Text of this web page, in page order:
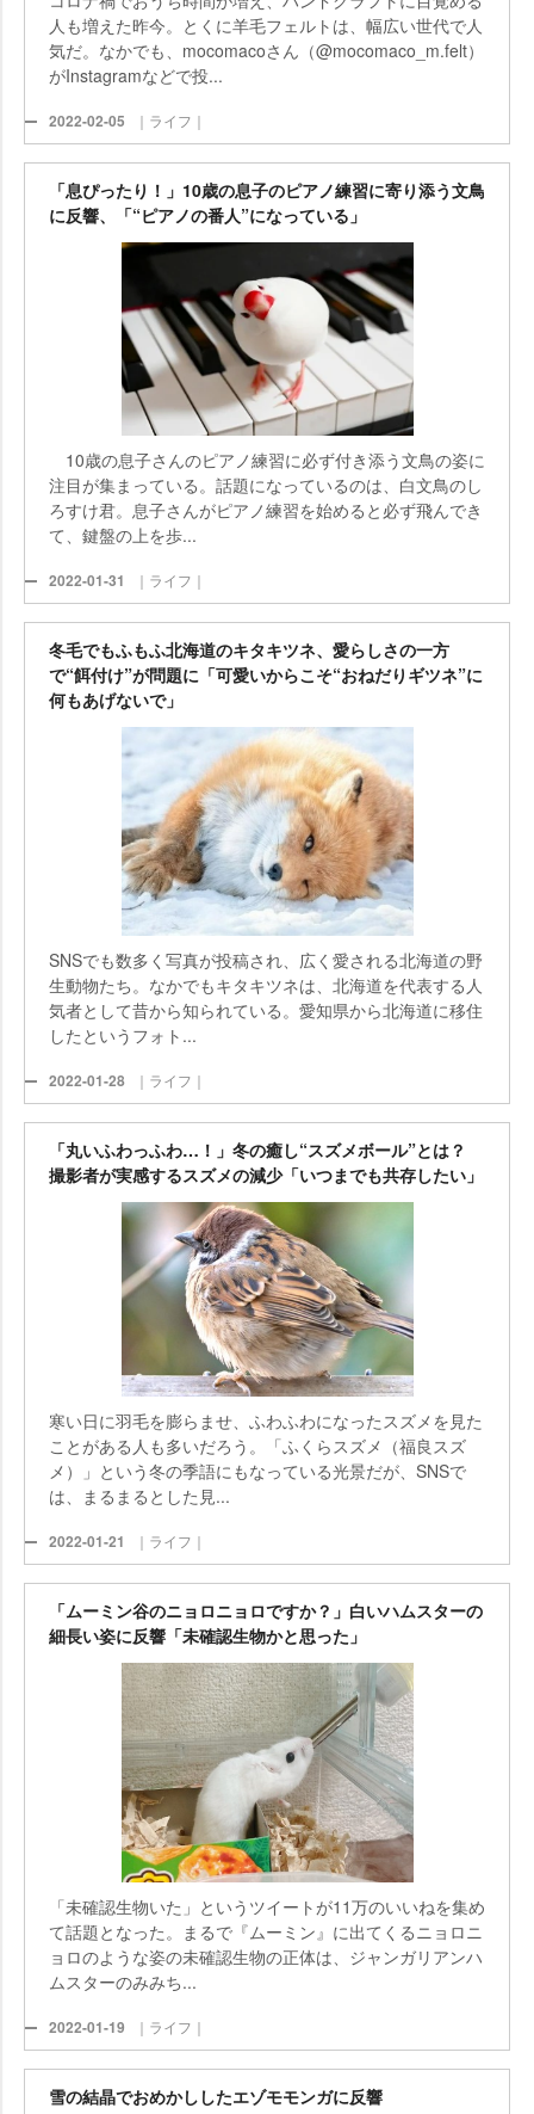
人も増えた昨今。とくに羊毛フェルトは、幅広い世代で人
気だ。なかでも、mocomacoさん（@mocomaco_m.felt）
がInstagramなどで投...
2022-02-05 ｜ライフ｜
「息ぴったり！」10歳の息子のピアノ練習に寄り添う文鳥
に反響、「“ピアノの番人”になっている」
10歳の息子さんのピアノ練習に必ず付き添う文鳥の姿に
注目が集まっている。話題になっているのは、白文鳥のし
ろすけ君。息子さんがピアノ練習を始めると必ず飛んでき
て、鍵盤の上を歩...
2022-01-31 ｜ライフ｜
冬毛でもふもふ北海道のキタキツネ、愛らしさの一方
で“餌付け”が問題に「可愛いからこそ“おねだりギツネ”に
何もあげないで」
SNSでも数多く写真が投稿され、広く愛される北海道の野
生動物たち。なかでもキタキツネは、北海道を代表する人
気者として昔から知られている。愛知県から北海道に移住
したというフォト...
2022-01-28 ｜ライフ｜
「丸いふわっふわ…！」冬の癒し“スズメボール”とは？
撮影者が実感するスズメの減少「いつまでも共存したい」
寒い日に羽毛を膨らませ、ふわふわになったスズメを見た
ことがある人も多いだろう。「ふくらスズメ（福良スズ
メ）」という冬の季語にもなっている光景だが、SNSで
は、まるまるとした見...
2022-01-21 ｜ライフ｜
「ムーミン谷のニョロニョロですか？」白いハムスターの
細長い姿に反響「未確認生物かと思った」
「未確認生物いた」というツイートが11万のいいねを集め
て話題となった。まるで『ムーミン』に出てくるニョロニ
ョロのような姿の未確認生物の正体は、ジャンガリアンハ
ムスターのみみち...
2022-01-19 ｜ライフ｜
雪の結晶でおめかししたエゾモモンガに反響